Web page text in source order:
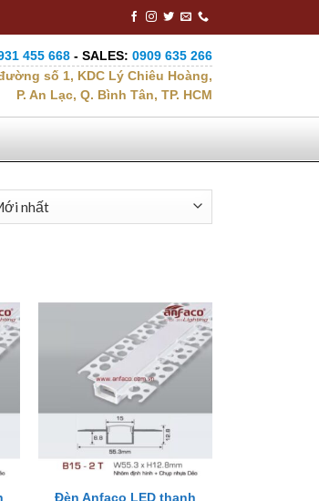
455 668 - SALES: 0909 635 266
số 1, KDC Lý Chiêu Hoàng,
P. An Lạc, Q. Bình Tân, TP. HCM
+
Đèn Anfaco LED thanh